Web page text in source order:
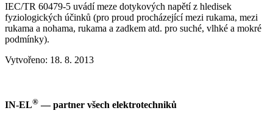
IEC/TR 60479-5 uvádí meze dotykových napětí z hledisek
fyziologických účinků (pro proud procházející mezi rukama, mezi
rukama a nohama, rukama a zadkem atd. pro suché, vlhké a mokré
podmínky).
Vytvořeno: 18. 8. 2013
IN-EL® — partner všech elektrotechniků